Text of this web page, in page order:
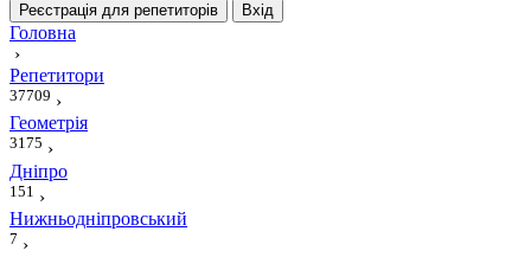
Реєстрація для репетиторів Вхід
Головна
›
Репетитори
37709 ›
Геометрія
3175 ›
Дніпро
151 ›
Нижньодніпровський
7 ›